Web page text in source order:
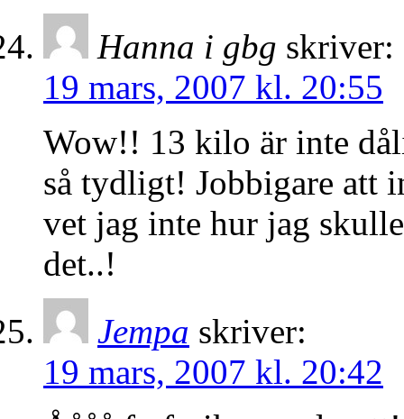
Hanna i gbg skriver:
19 mars, 2007 kl. 20:55
Wow!! 13 kilo är inte
så tydligt! Jobbigare att
vet jag inte hur jag
det..!
Jempa skriver:
19 mars, 2007 kl. 20:42